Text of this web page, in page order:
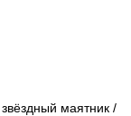
маятник /